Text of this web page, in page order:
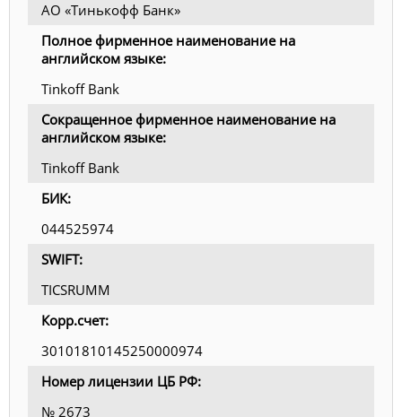
АО «Тинькофф Банк»
Полное фирменное наименование на
английском языке:
Tinkoff Bank
Сокращенное фирменное наименование на
английском языке:
Tinkoff Bank
БИК:
044525974
SWIFT:
TICSRUMM
Корр.счет:
30101810145250000974
Номер лицензии ЦБ РФ:
№ 2673